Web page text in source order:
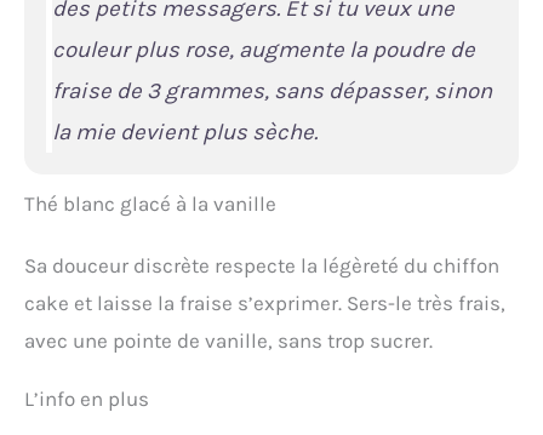
des petits messagers. Et si tu veux une
couleur plus rose, augmente la poudre de
fraise de 3 grammes, sans dépasser, sinon
la mie devient plus sèche.
Thé blanc glacé à la vanille
Sa douceur discrète respecte la légèreté du chiffon
cake et laisse la fraise s’exprimer. Sers-le très frais,
avec une pointe de vanille, sans trop sucrer.
L’info en plus